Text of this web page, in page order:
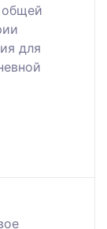
общей
для